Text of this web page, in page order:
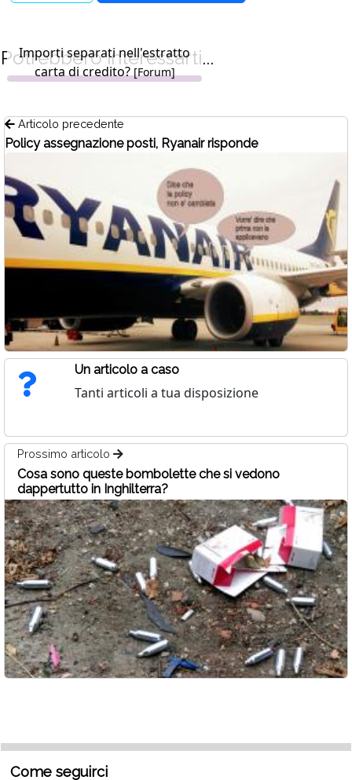
Potrebbero interessarti...
Importi separati nell'estratto
carta di credito?[Forum]
Articolo precedente
Policy assegnazione posti, Ryanair risponde
Un articolo a caso
Tanti articoli a tua disposizione
Prossimo articolo
Cosa sono queste bombolette che si vedono
dappertutto in Inghilterra?
Come seguirci